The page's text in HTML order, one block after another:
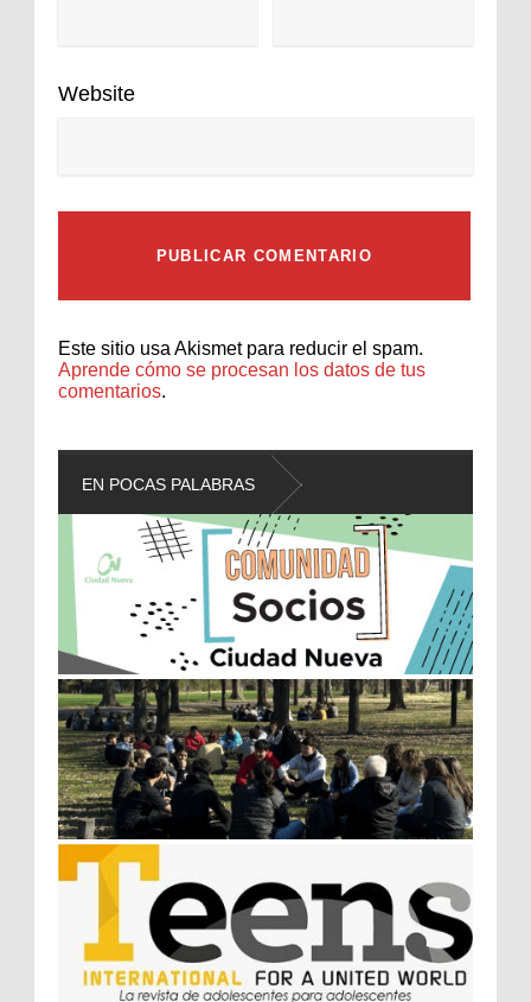
Website
Este sitio usa Akismet para reducir el spam.
Aprende cómo se procesan los datos de tus
comentarios.
EN POCAS PALABRAS